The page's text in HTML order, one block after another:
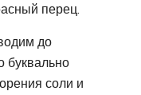
перец.
до
буквально
соли и